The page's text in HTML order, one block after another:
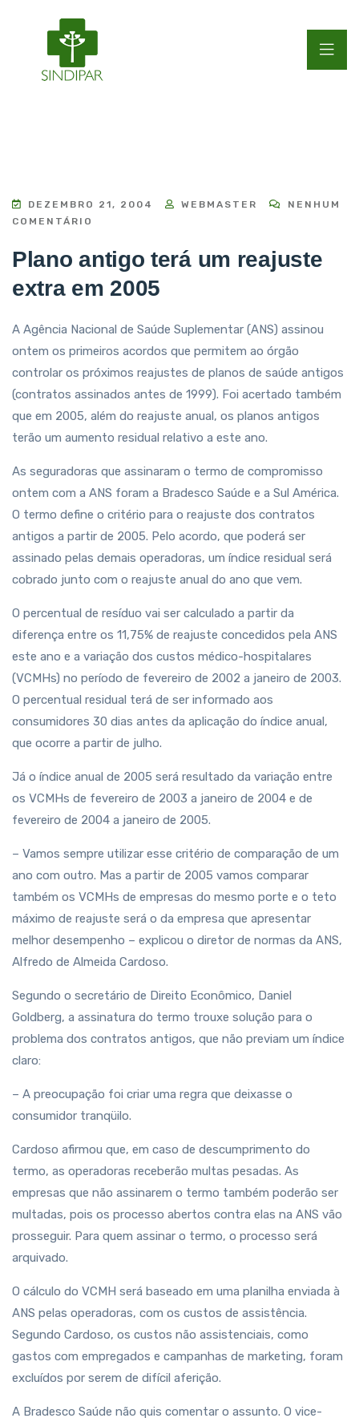
DEZEMBRO 21, 2004 WEBMASTER
NENHUM
COMENTÁRIO
Plano antigo terá um reajuste
extra em 2005
A Agência Nacional de Saúde Suplementar (ANS) assinou
ontem os primeiros acordos que permitem ao órgão
controlar os próximos reajustes de planos de saúde antigos
(contratos assinados antes de 1999). Foi acertado também
que em 2005, além do reajuste anual, os planos antigos
terão um aumento residual relativo a este ano.
As seguradoras que assinaram o termo de compromisso
ontem com a ANS foram a Bradesco Saúde e a Sul América.
O termo define o critério para o reajuste dos contratos
antigos a partir de 2005. Pelo acordo, que poderá ser
assinado pelas demais operadoras, um índice residual será
cobrado junto com o reajuste anual do ano que vem.
O percentual de resíduo vai ser calculado a partir da
diferença entre os 11,75% de reajuste concedidos pela ANS
este ano e a variação dos custos médico-hospitalares
(VCMHs) no período de fevereiro de 2002 a janeiro de 2003.
O percentual residual terá de ser informado aos
consumidores 30 dias antes da aplicação do índice anual,
que ocorre a partir de julho.
Já o índice anual de 2005 será resultado da variação entre
os VCMHs de fevereiro de 2003 a janeiro de 2004 e de
fevereiro de 2004 a janeiro de 2005.
– Vamos sempre utilizar esse critério de comparação de um
ano com outro. Mas a partir de 2005 vamos comparar
também os VCMHs de empresas do mesmo porte e o teto
máximo de reajuste será o da empresa que apresentar
melhor desempenho – explicou o diretor de normas da ANS,
Alfredo de Almeida Cardoso.
Segundo o secretário de Direito Econômico, Daniel
Goldberg, a assinatura do termo trouxe solução para o
problema dos contratos antigos, que não previam um índice
claro:
– A preocupação foi criar uma regra que deixasse o
consumidor tranqüilo.
Cardoso afirmou que, em caso de descumprimento do
termo, as operadoras receberão multas pesadas. As
empresas que não assinarem o termo também poderão ser
multadas, pois os processo abertos contra elas na ANS vão
prosseguir. Para quem assinar o termo, o processo será
arquivado.
O cálculo do VCMH será baseado em uma planilha enviada à
ANS pelas operadoras, com os custos de assistência.
Segundo Cardoso, os custos não assistenciais, como
gastos com empregados e campanhas de marketing, foram
excluídos por serem de difícil aferição.
A Bradesco Saúde não quis comentar o assunto. O vice-